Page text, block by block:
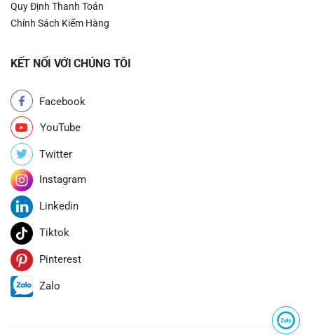
Quy Định Thanh Toán
Chính Sách Kiểm Hàng
KẾT NỐI VỚI CHÚNG TÔI
Facebook
YouTube
Twitter
Instagram
Linkedin
Tiktok
Pinterest
Zalo